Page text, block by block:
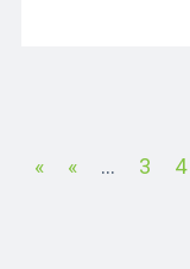
« « ... 3 4